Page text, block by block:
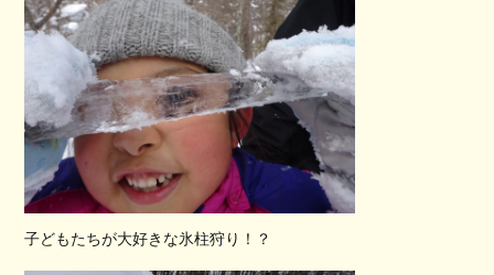
子どもたちが大好きな氷柱狩り！？